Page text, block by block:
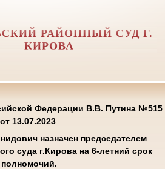
РАЙОННЫЙ СУД Г.
КИРОВА
Федерации В.В. Путина №515
от 13.07.2023
назначен председателем
суда г.Кирова на 6-летний срок
полномочий.